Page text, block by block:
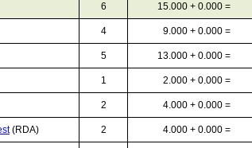
6 15.000 + 0.000 =
4 9.000 + 0.000 =
5 13.000 + 0.000 =
1 2.000 + 0.000 =
2 4.000 + 0.000 =
(RDA) 2 4.000 + 0.000 =